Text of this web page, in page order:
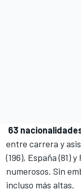
63
entre carrera y
(196), España (81)
numerosos. Sin
incluso más altas.